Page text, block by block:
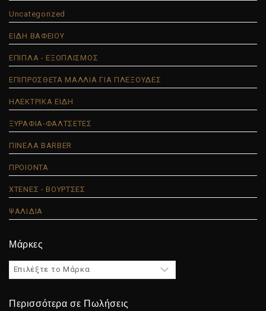
Uncategorized
ΕΙΔΗ ΒΑΦΕΙΟΥ
ΕΠΙΠΛΑ - ΕΞΟΠΛΙΣΜΟΣ
ΕΠΙΠΡΟΣΘΕΤΑ ΜΑΛΛΙΑ ΓΙΑ ΠΛΕΞΟΥΔΕΣ
ΗΛΕΚΤΡΙΚΑ ΕΙΔΗ
ΞΥΡΑΦΙΑ-ΦΑΛΤΣΕΤΕΣ
ΠΙΝΕΛΑ BARBER
ΠΡΟΙΟΝΤΑ
ΧΤΕΝΕΣ - ΒΟΥΡΤΣΕΣ
ΨΑΛΙΔΙΑ
Μάρκες
Περισσότερα σε Πωλήσεις